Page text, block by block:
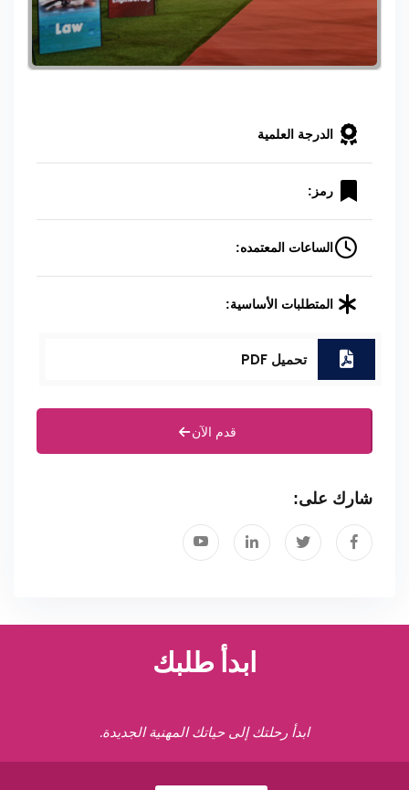
الدرجة العلمية
رمز:
الساعات المعتمده:
المتطلبات الأساسية:
تحميل PDF
قدم الآن
شارك على:
ابدأ طلبك
ابدأ رحلتك إلى حياتك المهنية الجديدة.